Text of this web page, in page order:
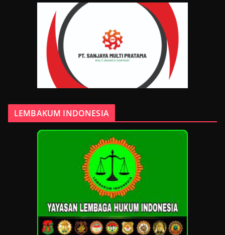
LEMBAKUM INDONESIA